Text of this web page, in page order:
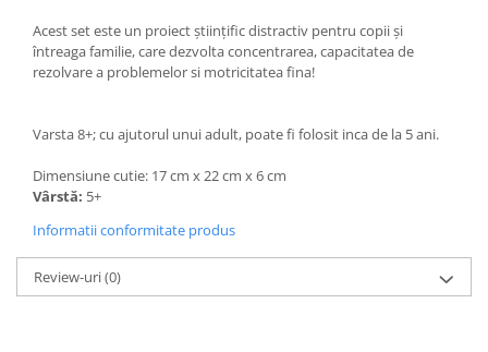
Acest set este un proiect științific distractiv pentru copii și
întreaga familie, care dezvolta concentrarea, capacitatea de
rezolvare a problemelor si motricitatea fina!
Varsta 8+; cu ajutorul unui adult, poate fi folosit inca de la 5 ani.
Dimensiune cutie: 17 cm x 22 cm x 6 cm
Vârstă: 5+
Informatii conformitate produs
Review-uri(0)